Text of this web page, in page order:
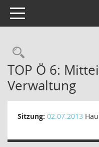
Toggle navigation
TOP Ö 6:
Verwaltung
Sitzung: 02.07.2013